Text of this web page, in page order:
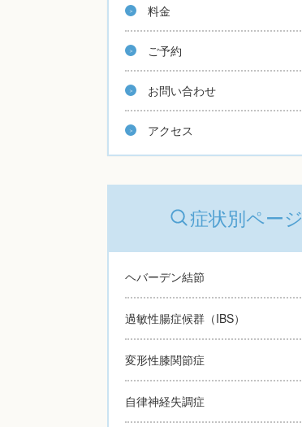
料金
ご予約
お問い合わせ
アクセス
症状別ページ
ヘバーデン結節
過敏性腸症候群（IBS）
変形性膝関節症
自律神経失調症